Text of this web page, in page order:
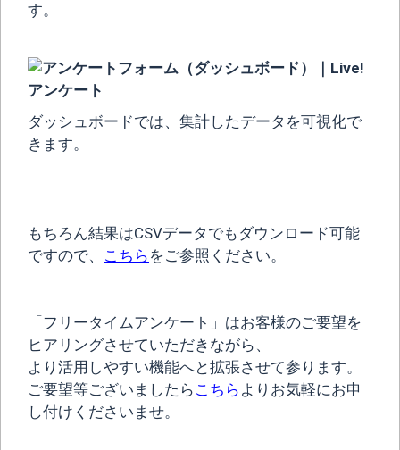
す。
ダッシュボードでは、集計したデータを可視化で
きます。
もちろん結果はCSVデータでもダウンロード可能
ですので、 こちら をご参照ください。
「フリータイムアンケート」はお客様のご要望を
ヒアリングさせていただきながら、
より活用しやすい機能へと拡張させて参ります。
ご要望等ございましたら こちら よりお気軽にお申
し付けくださいませ。